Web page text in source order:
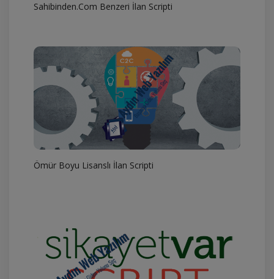
Sahibinden.Com Benzeri İlan Scripti
Ömür Boyu Lisanslı İlan Scripti